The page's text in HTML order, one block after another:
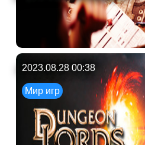
2023.08.28 00:38
Мир игр